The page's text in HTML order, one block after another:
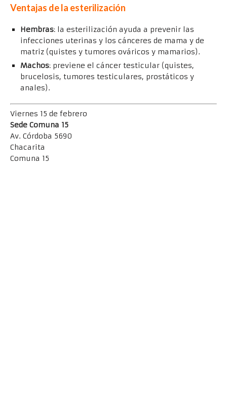
Ventajas de la esterilización
Hembras: la esterilización ayuda a prevenir las
infecciones uterinas y los cánceres de mama y de
matriz (quistes y tumores ováricos y mamarios).
Machos: previene el cáncer testicular (quistes,
brucelosis, tumores testiculares, prostáticos y
anales).
Viernes 15 de febrero
Sede Comuna 15
Av. Córdoba 5690
Chacarita
Comuna 15